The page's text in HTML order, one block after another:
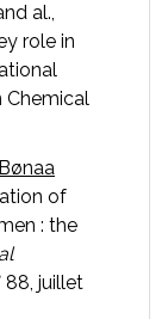
al.,
role in
Chemical
Bønaa
of
: the
88, juillet